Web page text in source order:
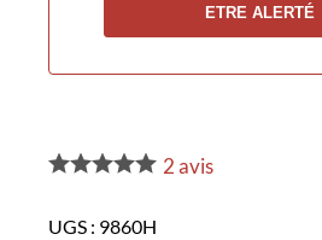
2avis
UGS : 9860H